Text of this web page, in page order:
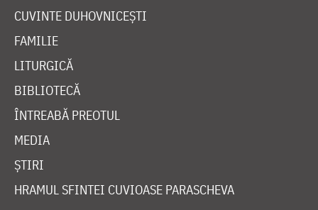
CUVINTE DUHOVNICEȘTI
FAMILIE
LITURGICĂ
BIBLIOTECĂ
ÎNTREABĂ PREOTUL
MEDIA
ȘTIRI
HRAMUL SFINTEI CUVIOASE PARASCHEVA